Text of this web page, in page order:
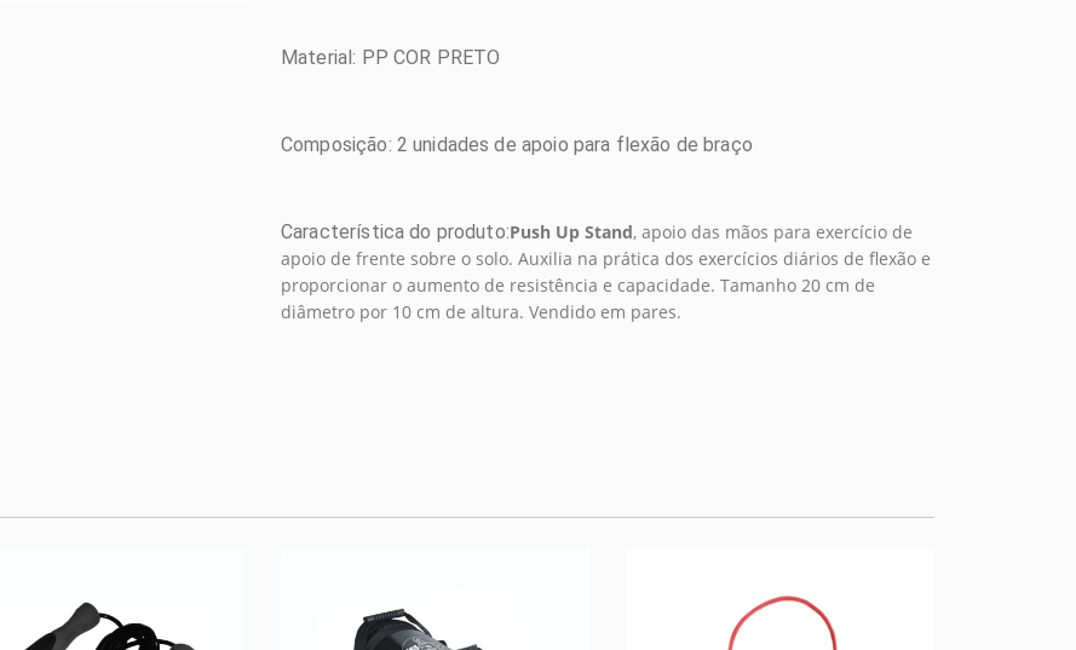
Material: PP COR PRETO
Composição: 2 unidades de apoio para flexão de braço
Característica do produto:Push Up Stand, apoio das mãos para exercício de
apoio de frente sobre o solo. Auxilia na prática dos exercícios diários de flexão e
proporcionar o aumento de resistência e capacidade. Tamanho 20 cm de
diâmetro por 10 cm de altura. Vendido em pares.